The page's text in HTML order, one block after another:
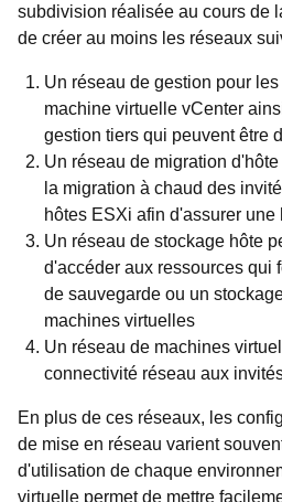
subdivision réalisée au cours de
de créer au moins les réseaux
Un réseau de gestion pour
machine virtuelle vCenter
gestion tiers qui peuvent être
Un réseau de migration
la migration à chaud des
hôtes ESXi afin d'assurer
Un réseau de stockage hôte
d'accéder aux ressources qui
de sauvegarde ou un
machines virtuelles
Un réseau de machines
connectivité réseau aux
En plus de ces réseaux, les
de mise en réseau varient
d'utilisation de chaque
virtuelle permet de mettre